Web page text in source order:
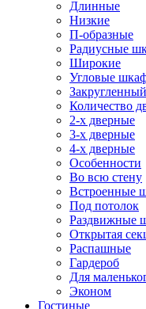
Длинные
Низкие
П-образные
Радиусные
Широкие
Угловые
Количество
2-х дверные
3-х дверные
4-х дверные
Особенности
Во всю стену
Встроенные
Под потолок
Раздвижные
Открытая
Распашные
Гардероб
Для
Эконом
Гостиные